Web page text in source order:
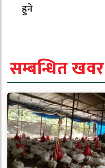
हुने
सम्बन्धित खवर